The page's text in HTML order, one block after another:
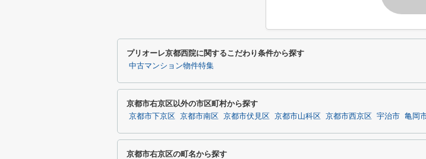
プリオーレ京都西院に関するこだわり条件から探す
中古マンション物件特集
京都市右京区以外の市区町村から探す
京都市下京区 京都市南区 京都市伏見区 京都市山科区 京都市西京区 宇治市 亀岡
京都市右京区の町名から探す